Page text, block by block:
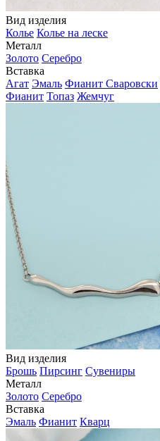
Вид изделия
Колье Колье на леске
Металл
Золото Серебро
Вставка
Агат Эмаль Фианит Сваровски
Фианит Топаз Жемчуг
Вид изделия
Брошь Пирсинг Сувениры
Металл
Золото Серебро
Вставка
Эмаль Фианит Кварц